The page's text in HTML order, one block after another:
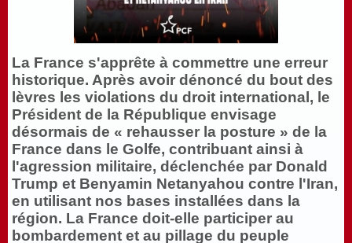
La France s'apprête à commettre une erreur
historique. Après avoir dénoncé du bout des
lèvres les violations du droit international, le
Président de la République envisage
désormais de « rehausser la posture » de la
France dans le Golfe, contribuant ainsi à
l'agression militaire, déclenchée par Donald
Trump et Benyamin Netanyahou contre l'Iran,
en utilisant nos bases installées dans la
région. La France doit-elle participer au
bombardement et au pillage du peuple